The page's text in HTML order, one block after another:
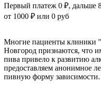
Первый платеж 0 ₽, дальше
от 1000 ₽ или 0 руб
Многие пациенты клиники
Новгород признаются, что
пива привело к развитию
предоставляем анонимное
пивную форму зависимости.